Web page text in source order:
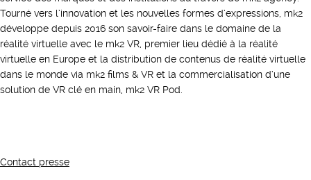
Tourné vers l’innovation et les nouvelles formes d’expressions, mk2
développe depuis 2016 son savoir-faire dans le domaine de la
réalité virtuelle avec le mk2 VR, premier lieu dédié à la réalité
virtuelle en Europe et la distribution de contenus de réalité virtuelle
dans le monde via mk2 films & VR et la commercialisation d’une
solution de VR clé en main, mk2 VR Pod.
Contact presse